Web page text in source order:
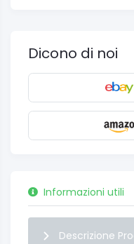
Dicono di noi
Informazioni utili
Descrizione